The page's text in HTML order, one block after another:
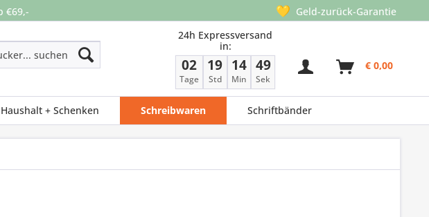
€69,- 💛 Geld-zurück-Garantie
24h Expressversand
in:
02
Tage
19
Std
14
Min
49
Sek
€ 0,00
Haushalt + Schenken Schreibwaren Schriftbänder